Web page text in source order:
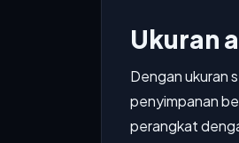
Ukuran
Dengan ukuran
penyimpanan
perangkat